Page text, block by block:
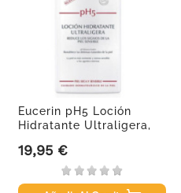
Eucerin pH5 Loción
Hidratante Ultraligera,
Precio
19,95 €